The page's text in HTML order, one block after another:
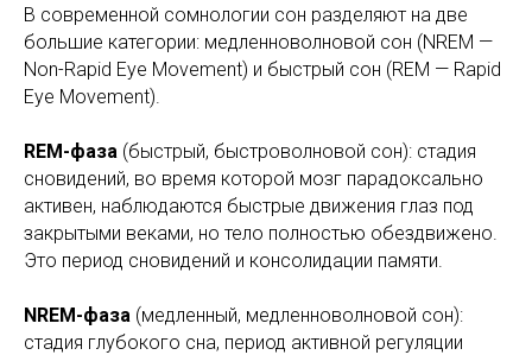
В современной сомнологии сон разделяют на две
большие категории: медленноволновой сон (NREM —
Non-Rapid Eye Movement) и быстрый сон (REM — Rapid
Eye Movement).
REM-фаза (быстрый, быстроволновой сон): стадия
сновидений, во время которой мозг парадоксально
активен, наблюдаются быстрые движения глаз под
закрытыми веками, но тело полностью обездвижено.
Это период сновидений и консолидации памяти.
NREM-фаза (медленный, медленноволновой сон):
стадия глубокого сна, период активной регуляции